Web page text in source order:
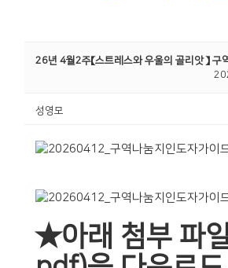
26년 4월2주【스트레스와 우울의 골리앗 】 구
성영모
★아래 첨부 파